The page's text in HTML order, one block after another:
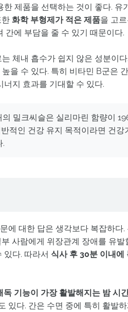
한 제품을 선택하는 것이 좋다. 유
한 화학 부형제가 적은 제품을 고
간에 부담을 줄 수 있기 때문이다.
체내 흡수가 쉽지 않은 성분이다.
을 수 있다. 특히 비타민 B군은
지 효과를 기대할 수 있다.
밀크씨슬은 실리마린 함량이
적인 건강 유지 목적이라면 건강
.
에 대한 답은 생각보다 복잡하다.
사람에게 위장관계 장애를 유발
있다. 따라서 식사 후 30분 이내에
독 기능이 가장 활발해지는 밤 시
있다. 간은 수면 중에 특히 활발